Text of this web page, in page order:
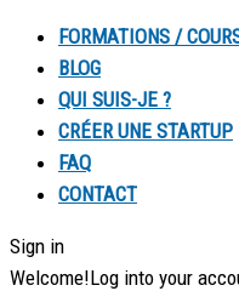
FORMATIONS /
BLOG
QUI SUIS-JE ?
CRÉER UNE STARTUP
FAQ
CONTACT
Sign in
Welcome!Log into your